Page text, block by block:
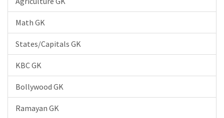
Math GK
States/Capitals GK
KBC GK
Bollywood GK
Ramayan GK